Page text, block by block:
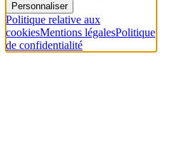
Personnaliser
Politique relative aux
cookiesMentions légalesPolitique
de confidentialité